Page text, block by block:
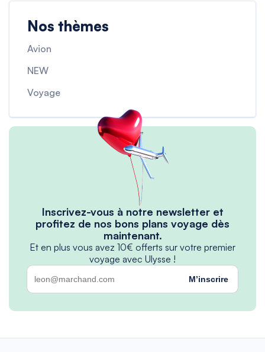
Nos thèmes
Avion
NEW
Voyage
Inscrivez-vous à notre newsletter et
profitez de nos bons plans voyage dès
maintenant.
Et en plus vous avez 10€ offerts sur votre premier
voyage avec Ulysse !
M’inscrire